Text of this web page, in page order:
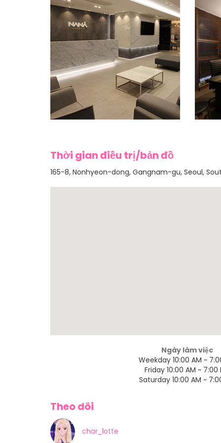
Thời gian điều trị/bản đồ
165-8, Nonhyeon-dong, Gangnam-gu, Seoul,
Ngày làm việc
Weekday 10:00 AM ~
Friday 10:00 AM ~ 7:00
Saturday 10:00 AM ~
Theo dõi
char_lotte